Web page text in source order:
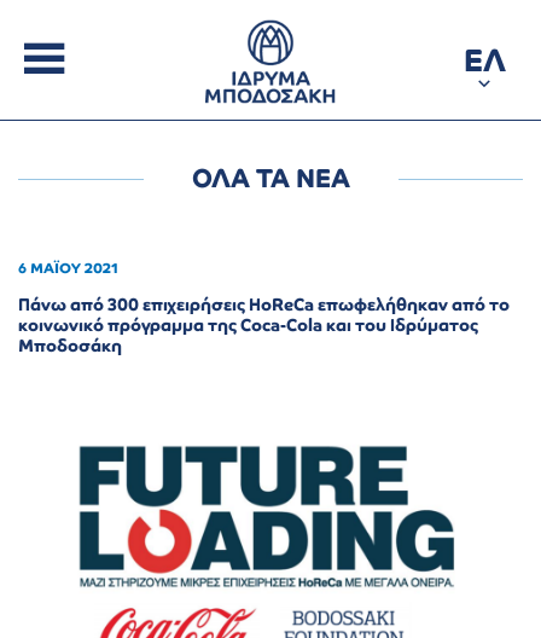
ΕΛ
ΟΛΑ ΤΑ ΝΕΑ
6 ΜΑΪΟΥ 2021
Πάνω από 300 επιχειρήσεις HoReCa επωφελήθηκαν από το
κοινωνικό πρόγραμμα της Coca-Cola και του Ιδρύματος
Μποδοσάκη